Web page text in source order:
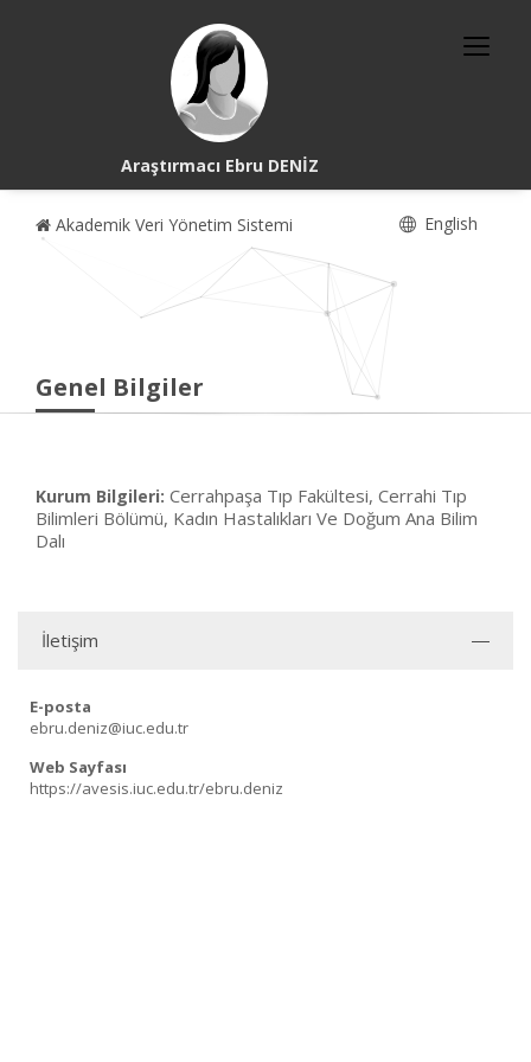
Araştırmacı Ebru DENİZ
Akademik Veri Yönetim Sistemi English
Genel Bilgiler
Kurum Bilgileri: Cerrahpaşa Tıp Fakültesi, Cerrahi Tıp
Bilimleri Bölümü, Kadın Hastalıkları Ve Doğum Ana Bilim
Dalı
İletişim
E-posta
ebru.deniz@iuc.edu.tr
Web Sayfası
https://avesis.iuc.edu.tr/ebru.deniz